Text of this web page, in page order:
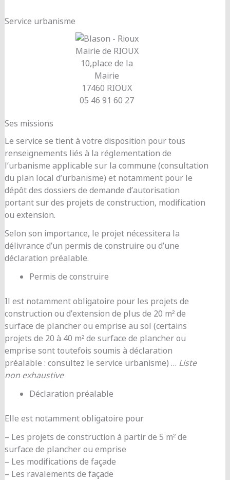
Service urbanisme
Mairie de RIOUX
10,place de la
Mairie
17460 RIOUX
05 46 91 60 27
Ses missions
Le service se tient à votre disposition pour tous
renseignements liés à la réglementation de
l’urbanisme applicable sur la commune (consultation
du plan local d’urbanisme) et notamment pour le
dépôt des dossiers de demande d’autorisation
portant sur des projets de construction, modification
ou extension.
Selon son importance, le projet nécessitera la
délivrance d’un permis de construire ou d’une
déclaration préalable.
Permis de construire
Il est notamment obligatoire pour les projets de
construction ou d’extension de plus de 20 m² de
surface de plancher ou emprise au sol (certains
projets de 20 à 40 m² de surface de plancher ou
emprise sont toutefois soumis à déclaration
préalable : consultez le service urbanisme) … Liste
non exhaustive
Déclaration préalable
Elle est notamment obligatoire pour
– Les projets de construction à partir de 5 m² de
surface de plancher ou emprise
– Les modifications de façade
– Les ravalements de façade